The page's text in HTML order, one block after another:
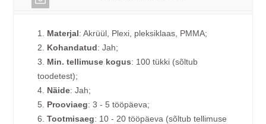
1. Materjal: Akrüül, Plexi, pleksiklaas, PMMA;
2. Kohandatud: Jah;
3. Min. tellimuse kogus: 100 tükki (sõltub
toodetest);
4. Näide: Jah;
5.
Prooviaeg: 3 - 5 tööpäeva;
6.Tootmisaeg: 10 - 20 tööpäeva (sõltub tellimuse